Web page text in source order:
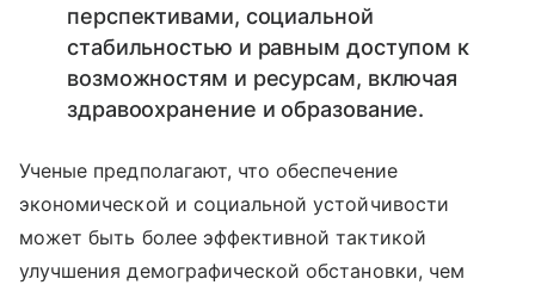
перспективами, социальной
стабильностью и равным доступом к
возможностям и ресурсам, включая
здравоохранение и образование.
Ученые предполагают, что обеспечение
экономической и социальной устойчивости
может быть более эффективной тактикой
улучшения демографической обстановки, чем